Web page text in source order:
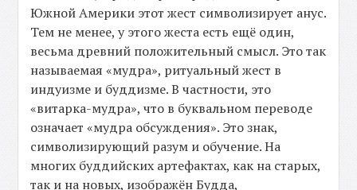
Южной Америки этот жест символизирует анус.
Тем не менее, у этого жеста есть ещё один,
весьма древний положительный смысл. Это так
называемая «мудра», ритуальный жест в
индуизме и буддизме. В частности, это
«витарка-мудра», что в буквальном переводе
означает «мудра обсуждения». Это знак,
символизирующий разум и обучение. На
многих буддийских артефактах, как на старых,
так и на новых, изображён Будда,